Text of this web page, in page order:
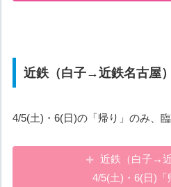
近鉄（白子→近鉄名古屋）
4/5(土)・6(日)の「帰り」のみ、
近鉄（白子→近
4/5(土)・6(日)「